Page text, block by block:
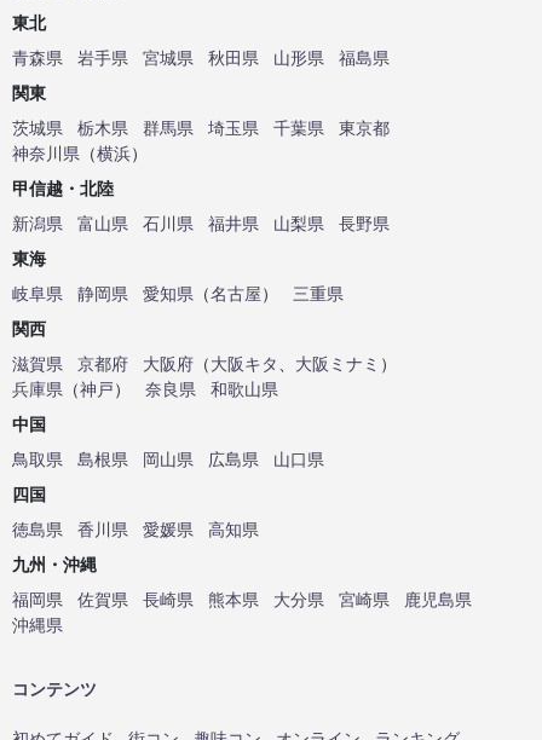
東北
青森県
岩手県 宮城県 秋田県 山形県
福島県
関東
茨城県
栃木県 群馬県 埼玉県 千葉県
東京都
神奈川県 （横浜）
甲信越・北陸
新潟県
富山県 石川県 福井県 山梨県
長野県
東海
岐阜県
静岡県 愛知県 （名古屋）
三重県
関西
滋賀県
京都府 大阪府 （大阪キタ、 大阪ミナミ ）
兵庫県 （神戸） 奈良県
和歌山県
中国
鳥取県
島根県 岡山県 広島県
山口県
四国
徳島県
香川県 愛媛県
高知県
九州・沖縄
福岡県
佐賀県 長崎県 熊本県 大分県 宮崎県
鹿児島県
沖縄県
コンテンツ